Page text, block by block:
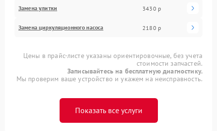
Замена улитки 3430 р
Замена циркуляционного насоса 2180 р
Цены в прайс-листе указаны ориентировочные, без учета
стоимости запчастей.
Записывайтесь на бесплатную диагностику.
Мы проверим ваше устройство и укажем на неисправность.
Показать все услуги